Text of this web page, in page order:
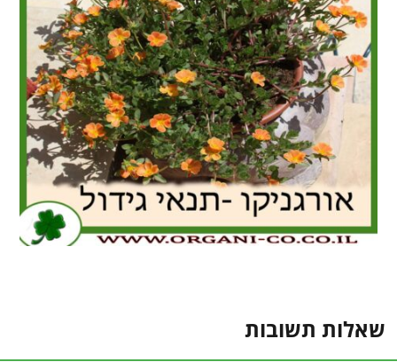
שאלות תשובות